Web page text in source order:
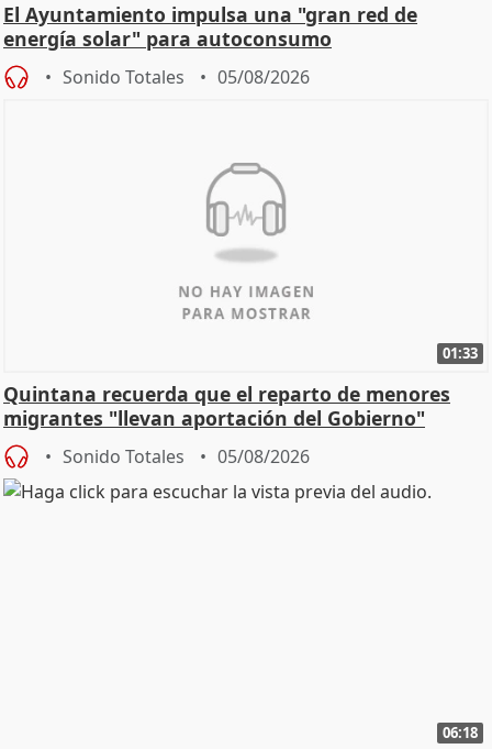
El Ayuntamiento impulsa una "gran red de
energía solar" para autoconsumo
Sonido Totales 05/08/2026
01:33
Quintana recuerda que el reparto de menores
migrantes "llevan aportación del Gobierno"
central
Sonido Totales 05/08/2026
06:18